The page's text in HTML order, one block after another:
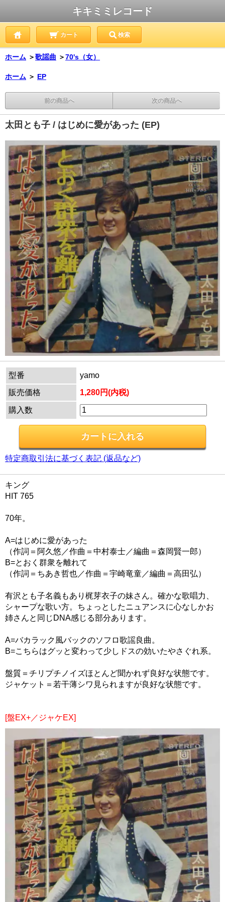
キキミミレコード
カート 検索
ホーム ＞歌謡曲 ＞70's（女）
ホーム ＞ EP
前の商品へ 次の商品へ
太田とも子 / はじめに愛があった (EP)
型番
yamo
販売価格
1,280円(内税)
購入数
特定商取引法に基づく表記 (返品など)
キング
HIT 765
70年。
A=はじめに愛があった
（作詞＝阿久悠／作曲＝中村泰士／編曲＝森岡賢一郎）
B=とおく群衆を離れて
（作詞＝ちあき哲也／作曲＝宇崎竜童／編曲＝高田弘）
有沢とも子名義もあり梶芽衣子の妹さん。確かな歌唱力、
シャープな歌い方。ちょっとしたニュアンスに心なしかお
姉さんと同じDNA感じる部分あります。
A=バカラック風バックのソフロ歌謡良曲。
B=こちらはグッと変わって少しドスの効いたやさぐれ系。
盤質＝チリプチノイズほとんど聞かれず良好な状態です。
ジャケット＝若干薄シワ見られますが良好な状態です。
[盤EX+／ジャケEX]